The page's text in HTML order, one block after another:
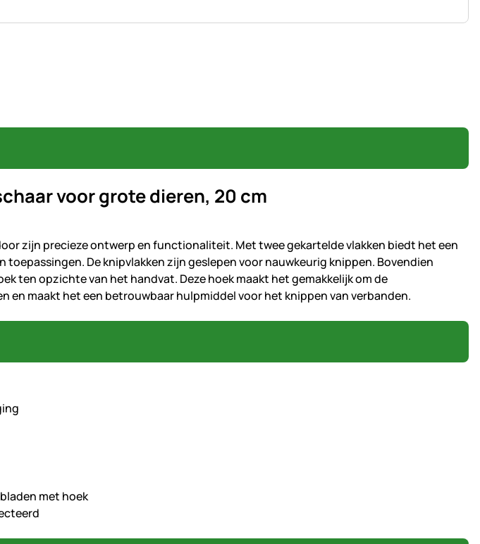
voor grote dieren, 20 cm
zijn precieze ontwerp en functionaliteit. Met twee gekartelde vlakken biedt het een
toepassingen. De knipvlakken zijn geslepen voor nauwkeurig knippen. Bovendien
ten opzichte van het handvat. Deze hoek maakt het gemakkelijk om de
en maakt het een betrouwbaar hulpmiddel voor het knippen van verbanden.
met hoek